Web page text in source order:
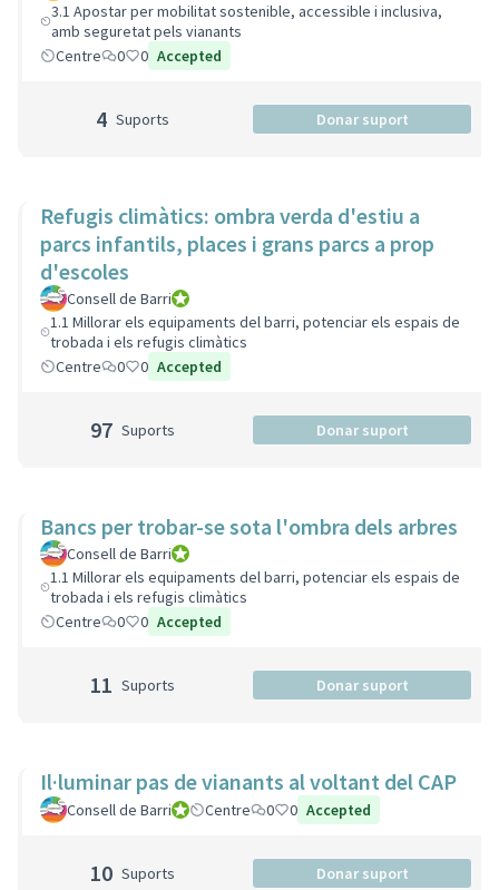
3.1 Apostar per mobilitat sostenible, accessible i inclusiva,
amb seguretat pels vianants
Centre
0 0 Accepted
4 Suports Donar suport
Refugis climàtics: ombra verda d'estiu a
parcs infantils, places i grans parcs a prop
d'escoles
Consell de BarriConsell de Barri
1.1 Millorar els equipaments del barri, potenciar els espais de
trobada i els refugis climàtics
Centre
0 0 Accepted
97 Suports Donar suport
Bancs per trobar-se sota l'ombra dels arbres
Consell de BarriConsell de Barri
1.1 Millorar els equipaments del barri, potenciar els espais de
trobada i els refugis climàtics
Centre
0 0 Accepted
11 Suports Donar suport
Il·luminar pas de vianants al voltant del CAP
Consell de BarriConsell de Barri
Centre 0 0 Accepted
10 Suports Donar suport